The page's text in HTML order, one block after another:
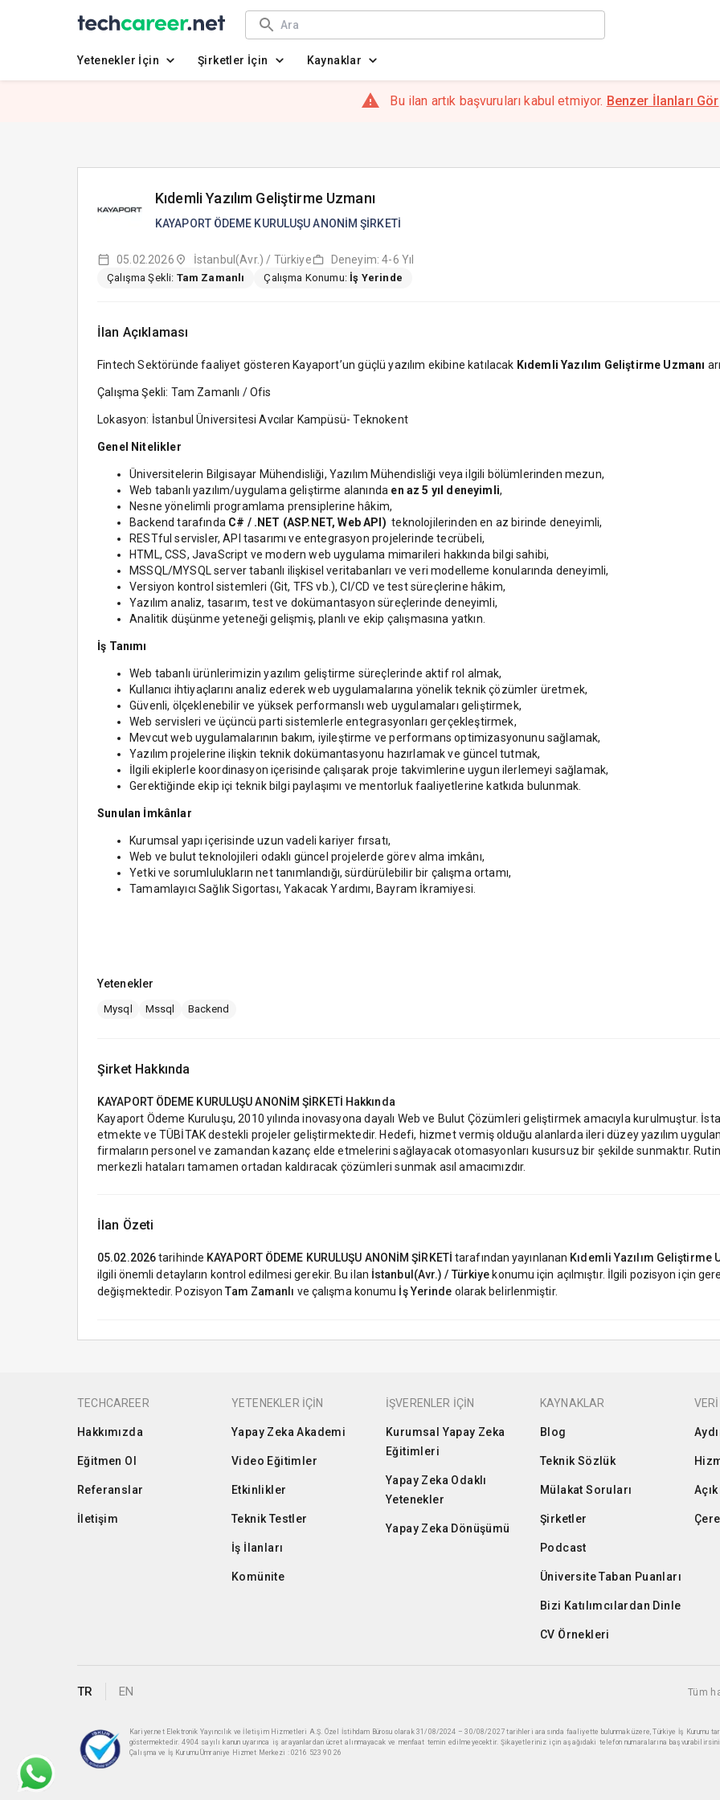
Yetenekler İçin Şirketler İçin Kaynaklar
Bu ilan artık başvuruları kabul etmiyor. Benzer İlanları Gör
Kıdemli Yazılım Geliştirme Uzmanı
KAYAPORT ÖDEME KURULUŞU ANONİM ŞİRKETİ
05.02.2026 İstanbul(Avr.) / Türkiye Deneyim: 4-6 Yıl
Çalışma Şekli: Tam Zamanlı Çalışma Konumu: İş Yerinde
İlan Açıklaması
Fintech Sektöründe faaliyet gösteren Kayaport’un güçlü yazılım ekibine katılacak Kıdemli Yazılım Geliştirme Uzmanı
Çalışma Şekli: Tam Zamanlı / Ofis
Lokasyon: İstanbul Üniversitesi Avcılar Kampüsü- Teknokent
Genel Nitelikler
Üniversitelerin Bilgisayar Mühendisliği, Yazılım Mühendisliği veya ilgili bölümlerinden mezun,
Web tabanlı yazılım/uygulama geliştirme alanında en az 5 yıl deneyimli,
Nesne yönelimli programlama prensiplerine hâkim,
Backend tarafında C# / .NET (ASP.NET, Web API) teknolojilerinden en az birinde deneyimli,
RESTful servisler, API tasarımı ve entegrasyon projelerinde tecrübeli,
HTML, CSS, JavaScript ve modern web uygulama mimarileri hakkında bilgi sahibi,
MSSQL/MYSQL server tabanlı ilişkisel veritabanları ve veri modelleme konularında deneyimli,
Versiyon kontrol sistemleri (Git, TFS vb.), CI/CD ve test süreçlerine hâkim,
Yazılım analiz, tasarım, test ve dokümantasyon süreçlerinde deneyimli,
Analitik düşünme yeteneği gelişmiş, planlı ve ekip çalışmasına yatkın.
İş Tanımı
Web tabanlı ürünlerimizin yazılım geliştirme süreçlerinde aktif rol almak,
Kullanıcı ihtiyaçlarını analiz ederek web uygulamalarına yönelik teknik çözümler üretmek,
Güvenli, ölçeklenebilir ve yüksek performanslı web uygulamaları geliştirmek,
Web servisleri ve üçüncü parti sistemlerle entegrasyonları gerçekleştirmek,
Mevcut web uygulamalarının bakım, iyileştirme ve performans optimizasyonunu sağlamak,
Yazılım projelerine ilişkin teknik dokümantasyonu hazırlamak ve güncel tutmak,
İlgili ekiplerle koordinasyon içerisinde çalışarak proje takvimlerine uygun ilerlemeyi sağlamak,
Gerektiğinde ekip içi teknik bilgi paylaşımı ve mentorluk faaliyetlerine katkıda bulunmak.
Sunulan İmkânlar
Kurumsal yapı içerisinde uzun vadeli kariyer fırsatı,
Web ve bulut teknolojileri odaklı güncel projelerde görev alma imkânı,
Yetki ve sorumlulukların net tanımlandığı, sürdürülebilir bir çalışma ortamı,
Tamamlayıcı Sağlık Sigortası, Yakacak Yardımı, Bayram İkramiyesi.
Yetenekler
Mysql Mssql Backend
Şirket Hakkında
KAYAPORT ÖDEME KURULUŞU ANONİM ŞİRKETİ Hakkında
Kayaport Ödeme Kuruluşu, 2010 yılında inovasyona dayalı Web ve Bulut Çözümleri geliştirmek amacıyla kurulmuştur.
etmekte ve TÜBİTAK destekli projeler geliştirmektedir. Hedefi, hizmet vermiş olduğu alanlarda ileri düzey yazılım
firmaların personel ve zamandan kazanç elde etmelerini sağlayacak otomasyonları kusursuz bir şekilde sunmaktır.
merkezli hataları tamamen ortadan kaldıracak çözümleri sunmak asıl amacımızdır.
İlan Özeti
05.02.2026tarihinde KAYAPORT ÖDEME KURULUŞU ANONİM ŞİRKETİ tarafından yayınlanan Kıdemli Yazılım Geliştirme
ilgili önemli detayların kontrol edilmesi gerekir. Bu ilan İstanbul(Avr.) / Türkiye konumu için açılmıştır. İlgili pozisyon için
değişmektedir. PozisyonTam Zamanlı ve çalışma konumu İş Yerinde olarak belirlenmiştir.
TECHCAREER
Hakkımızda
Eğitmen Ol
Referanslar
İletişim
YETENEKLER İÇİN
Yapay Zeka Akademi
Video Eğitimler
Etkinlikler
Teknik Testler
İş İlanları
Komünite
İŞVERENLER İÇİN
Kurumsal Yapay Zeka
Eğitimleri
Yapay Zeka Odaklı
Yetenekler
Yapay Zeka Dönüşümü
KAYNAKLAR
Blog
Teknik Sözlük
Mülakat Soruları
Şirketler
Podcast
Üniversite Taban Puanları
Bizi Katılımcılardan Dinle
CV Örnekleri
TR EN Tüm
Kariyer.net Elektronik Yayıncılık ve İletişim Hizmetleri A.Ş. Özel İstihdam Bürosu olarak 31/08/2024 – 30/08/2027 tarihleri arasında faaliyette bulunmak üzere, Türkiye İş Kurumu
göstermektedir. 4904 sayılı kanun uyarınca iş arayanlardan ücret alınmayacak ve menfaat temin edilmeyecektir. Şikayetleriniz için aşağıdaki telefon numaralarına
Çalışma ve İş Kurumu Ümraniye Hizmet Merkezi : 0216 523 90 26